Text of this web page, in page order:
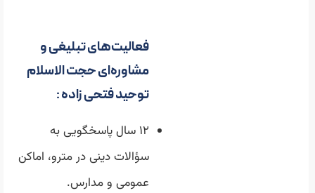
فعالیت‌های تبلیغی و
مشاوره‌ای حجت الاسلام
توحید فتحی زاده :
۱۲ سال پاسخگویی به
سؤالات دینی در مترو، اماکن
عمومی و مدارس.